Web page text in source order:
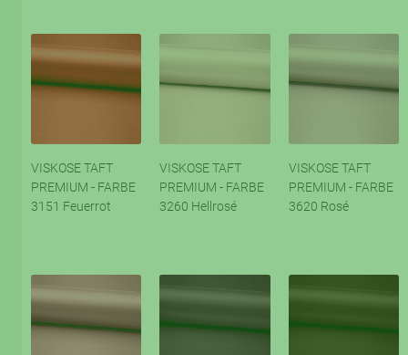
VISKOSE TAFT
PREMIUM - FARBE
3151 Feuerrot
VISKOSE TAFT
PREMIUM - FARBE
3260 Hellrosé
VISKOSE TAFT
PREMIUM - FARBE
3620 Rosé